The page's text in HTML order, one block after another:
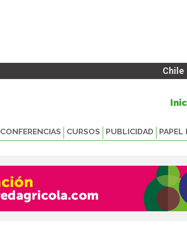
Chile
CONFERENCIAS CURSOS PUBLICIDAD PAPEL